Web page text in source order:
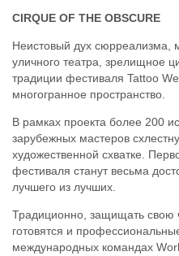
CIRQUE ОF THE OBSCURE
Неистовый дух сюрреализма,
уличного театра, зрелищное
традиции фестиваля Tattoo
многогранное пространство.
В рамках проекта более 200
зарубежных мастеров
художественной схватке.
фестиваля станут весьма
лучшего из лучших.
Традиционно, защищать свою
готовятся и
международных командах